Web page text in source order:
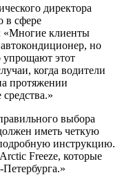
директора
в сфере
«Многие клиенты
автокондиционер, но
упрощают этот
когда водители
протяжении
выбора
иметь четкую
инструкцию.
Freeze, которые